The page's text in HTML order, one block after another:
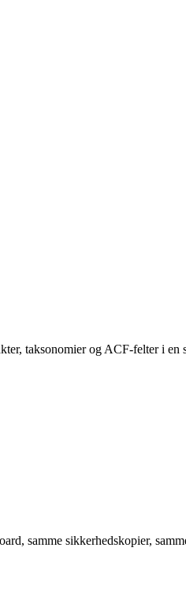
taksonomier og ACF-felter i
samme sikkerhedskopier,